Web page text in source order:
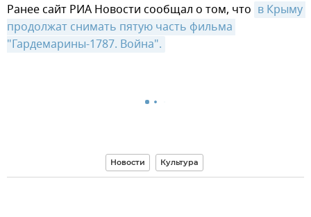
Ранее сайт РИА Новости сообщал о том, что в Крыму
продолжат снимать пятую часть фильма
"Гардемарины-1787. Война".
Новости Культура